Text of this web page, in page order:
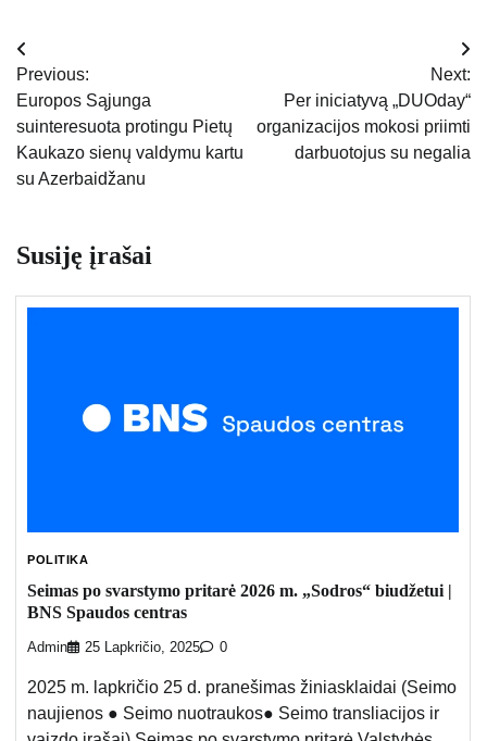
Navigacija
tarp
įrašų
Previous:
Europos Sąjunga
suinteresuota protingu Pietų
Kaukazo sienų valdymu kartu
su Azerbaidžanu
Next:
Per iniciatyvą „DUOday“
organizacijos mokosi priimti
darbuotojus su negalia
Susiję įrašai
POLITIKA
Seimas po svarstymo pritarė 2026 m. „Sodros“ biudžetui |
BNS Spaudos centras
Admin 25 Lapkričio, 2025 0
2025 m. lapkričio 25 d. pranešimas žiniasklaidai (Seimo
naujienos ● Seimo nuotraukos● Seimo transliacijos ir